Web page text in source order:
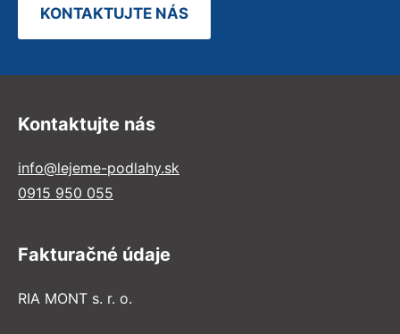
KONTAKTUJTE NÁS
Kontaktujte nás
info@lejeme-podlahy.sk
0915 950 055
Fakturačné údaje
RIA MONT s. r. o.